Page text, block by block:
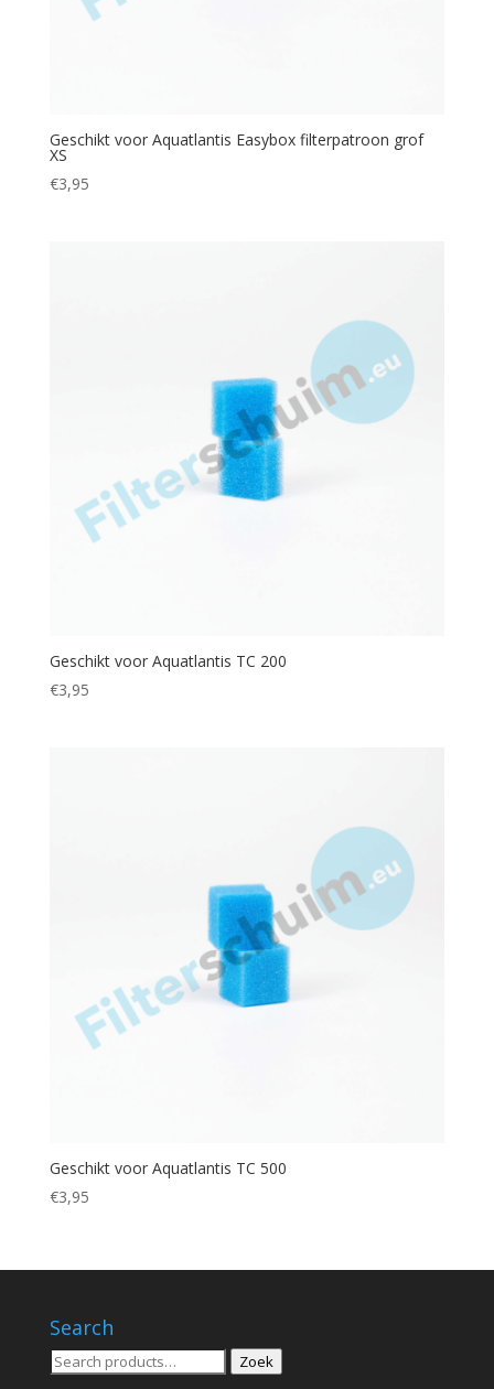
Geschikt voor Aquatlantis Easybox filterpatroon grof
XS
€3,95
Geschikt voor Aquatlantis TC 200
€3,95
Geschikt voor Aquatlantis TC 500
€3,95
Search
Zoeken
Zoek